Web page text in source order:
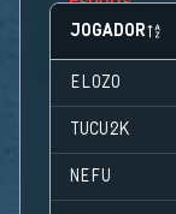
JOGADOR
ELOZO
TUCU2K
NEFU